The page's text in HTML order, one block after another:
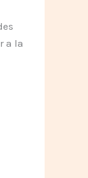
a la